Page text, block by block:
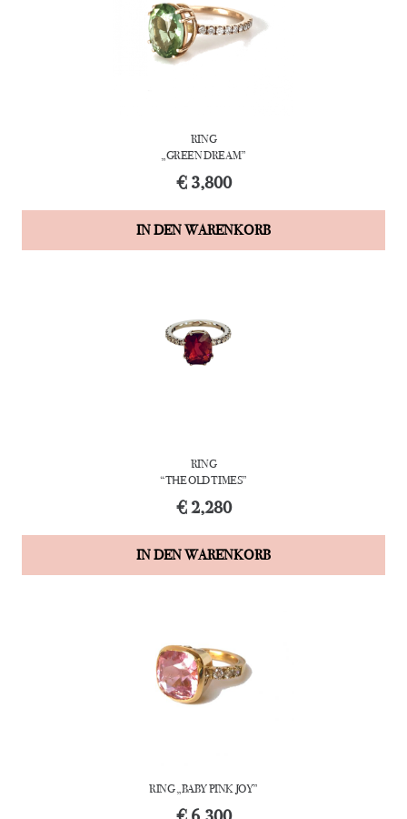
RING
„GREEN DREAM”
€3,800
IN DEN WARENKORB
RING
“THE OLD TIMES”
€2,280
IN DEN WARENKORB
RING „BABY PINK JOY”